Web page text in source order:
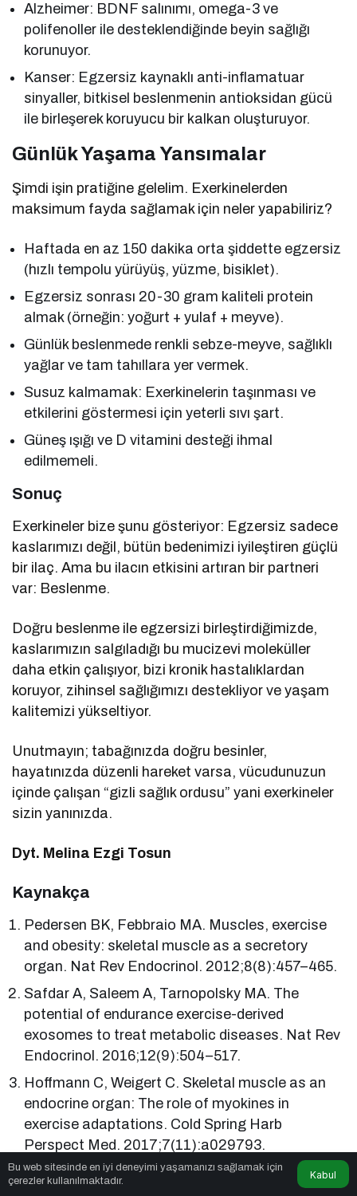
Alzheimer: BDNF salınımı, omega-3 ve
polifenoller ile desteklendiğinde beyin sağlığı
korunuyor.
Kanser: Egzersiz kaynaklı anti-inflamatuar
sinyaller, bitkisel beslenmenin antioksidan gücü
ile birleşerek koruyucu bir kalkan oluşturuyor.
Günlük Yaşama Yansımalar
Şimdi işin pratiğine gelelim. Exerkinelerden
maksimum fayda sağlamak için neler yapabiliriz?
Haftada en az 150 dakika orta şiddette egzersiz
(hızlı tempolu yürüyüş, yüzme, bisiklet).
Egzersiz sonrası 20-30 gram kaliteli protein
almak (örneğin: yoğurt + yulaf + meyve).
Günlük beslenmede renkli sebze-meyve, sağlıklı
yağlar ve tam tahıllara yer vermek.
Susuz kalmamak: Exerkinelerin taşınması ve
etkilerini göstermesi için yeterli sıvı şart.
Güneş ışığı ve D vitamini desteği ihmal
edilmemeli.
Sonuç
Exerkineler bize şunu gösteriyor: Egzersiz sadece
kaslarımızı değil, bütün bedenimizi iyileştiren güçlü
bir ilaç. Ama bu ilacın etkisini artıran bir partneri
var: Beslenme.
Doğru beslenme ile egzersizi birleştirdiğimizde,
kaslarımızın salgıladığı bu mucizevi moleküller
daha etkin çalışıyor, bizi kronik hastalıklardan
koruyor, zihinsel sağlığımızı destekliyor ve yaşam
kalitemizi yükseltiyor.
Unutmayın; tabağınızda doğru besinler,
hayatınızda düzenli hareket varsa, vücudunuzun
içinde çalışan “gizli sağlık ordusu” yani exerkineler
sizin yanınızda.
Dyt. Melina Ezgi Tosun
Kaynakça
Pedersen BK, Febbraio MA. Muscles, exercise
and obesity: skeletal muscle as a secretory
organ. Nat Rev Endocrinol. 2012;8(8):457–465.
Safdar A, Saleem A, Tarnopolsky MA. The
potential of endurance exercise-derived
exosomes to treat metabolic diseases. Nat Rev
Endocrinol. 2016;12(9):504–517.
Hoffmann C, Weigert C. Skeletal muscle as an
endocrine organ: The role of myokines in
exercise adaptations. Cold Spring Harb
Perspect Med. 2017;7(11):a029793.
Brandt C, Pedersen BK. The role of exercise-
Bu web sitesinde en iyi deneyimi yaşamanızı sağlamak için
çerezler kullanılmaktadır.
Kabul